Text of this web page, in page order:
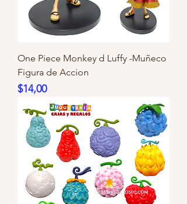
One Piece Monkey d Luffy -Muñeco
Figura de Accion
Precio
$14,00